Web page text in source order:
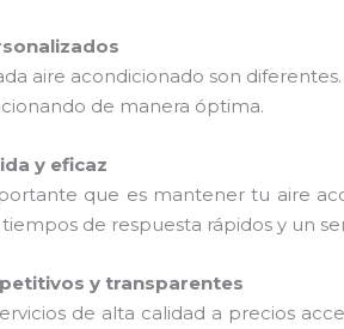
aire acondicionado son
de manera óptima.
y eficaz
que es mantener tu aire
de respuesta rápidos y un
y transparentes
de alta calidad a precios